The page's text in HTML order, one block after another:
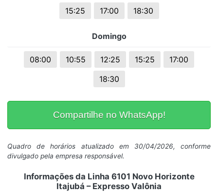
15:25
17:00 18:30
Domingo
08:00 10:55 12:25 15:25
17:00
18:30
Compartilhe no WhatsApp!
Quadro de horários atualizado em 30/04/2026, conforme
divulgado pela empresa responsável.
Informações da Linha 6101 Novo Horizonte
Itajubá – Expresso Valônia